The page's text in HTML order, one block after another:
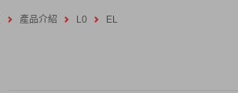
產品介紹 L0 EL